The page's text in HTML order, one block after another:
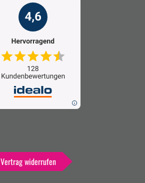
Vertrag widerrufen